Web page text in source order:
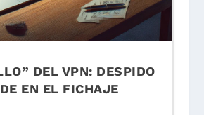
DEL VPN: DESPIDO
EN EL FICHAJE